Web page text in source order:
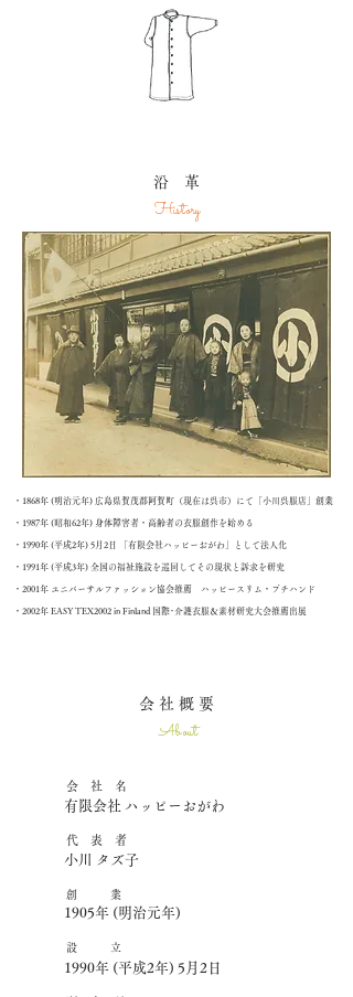
沿 革
History
・1868年 (明治元年) 広島県賀茂郡阿賀町（現在は呉市）にて「小川呉服店」創業
・1987年 (昭和62年) 身体障害者・高齢者の衣服創作を始める
​・1990年 (平成2年) 5月2日 「有限会社ハッピーおがわ」として法人化
・1991年 (平成3年) 全国の福祉施設を巡回してその現状と訴求を研究
・2001年 ユニバーサルファッション協会推薦 ハッピースリム・プチハンド
・2002年 EASY TEX2002 in Finland 国際･介護衣服＆素材研究大会推薦出展
会 社 概 要
About
会 社 名
有限会社 ハッピーおがわ
​代 表 者
小川 タズ子
創 業
1905年 (明治元年)
設 立
1990年 (平成2年) 5月2日